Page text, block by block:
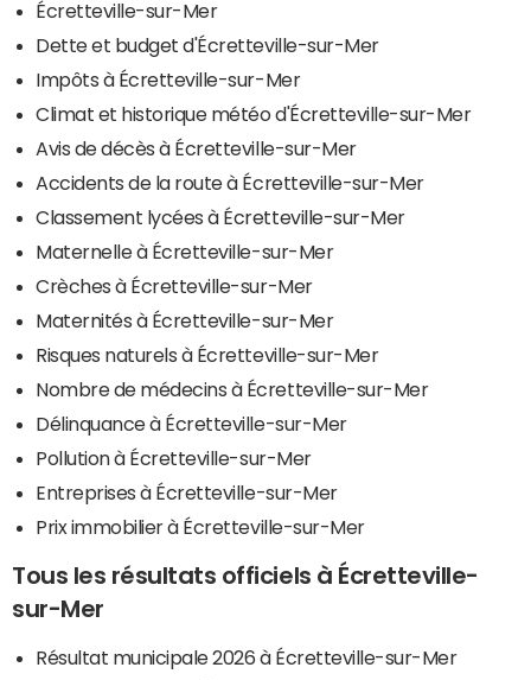
Écretteville-sur-Mer
Dette et budget d'Écretteville-sur-Mer
Impôts à Écretteville-sur-Mer
Climat et historique météo d'Écretteville-sur-Mer
Avis de décès à Écretteville-sur-Mer
Accidents de la route à Écretteville-sur-Mer
Classement lycées à Écretteville-sur-Mer
Maternelle à Écretteville-sur-Mer
Crèches à Écretteville-sur-Mer
Maternités à Écretteville-sur-Mer
Risques naturels à Écretteville-sur-Mer
Nombre de médecins à Écretteville-sur-Mer
Délinquance à Écretteville-sur-Mer
Pollution à Écretteville-sur-Mer
Entreprises à Écretteville-sur-Mer
Prix immobilier à Écretteville-sur-Mer
Tous les résultats officiels à Écretteville-
sur-Mer
Résultat municipale 2026 à Écretteville-sur-Mer